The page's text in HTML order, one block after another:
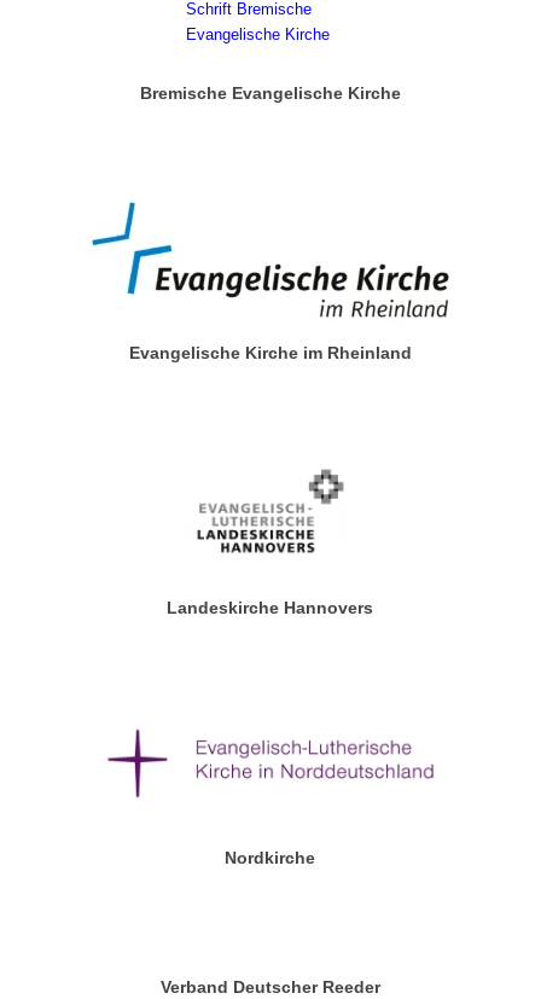
Bremische Evangelische Kirche
Evangelische Kirche im Rheinland
Landeskirche Hannovers
Nordkirche
Verband Deutscher Reeder